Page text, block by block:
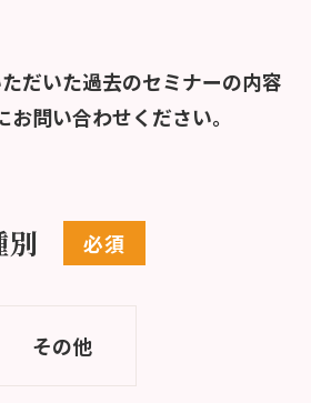
だいた過去のセミナーの内容
お問い合わせください。
別
その他